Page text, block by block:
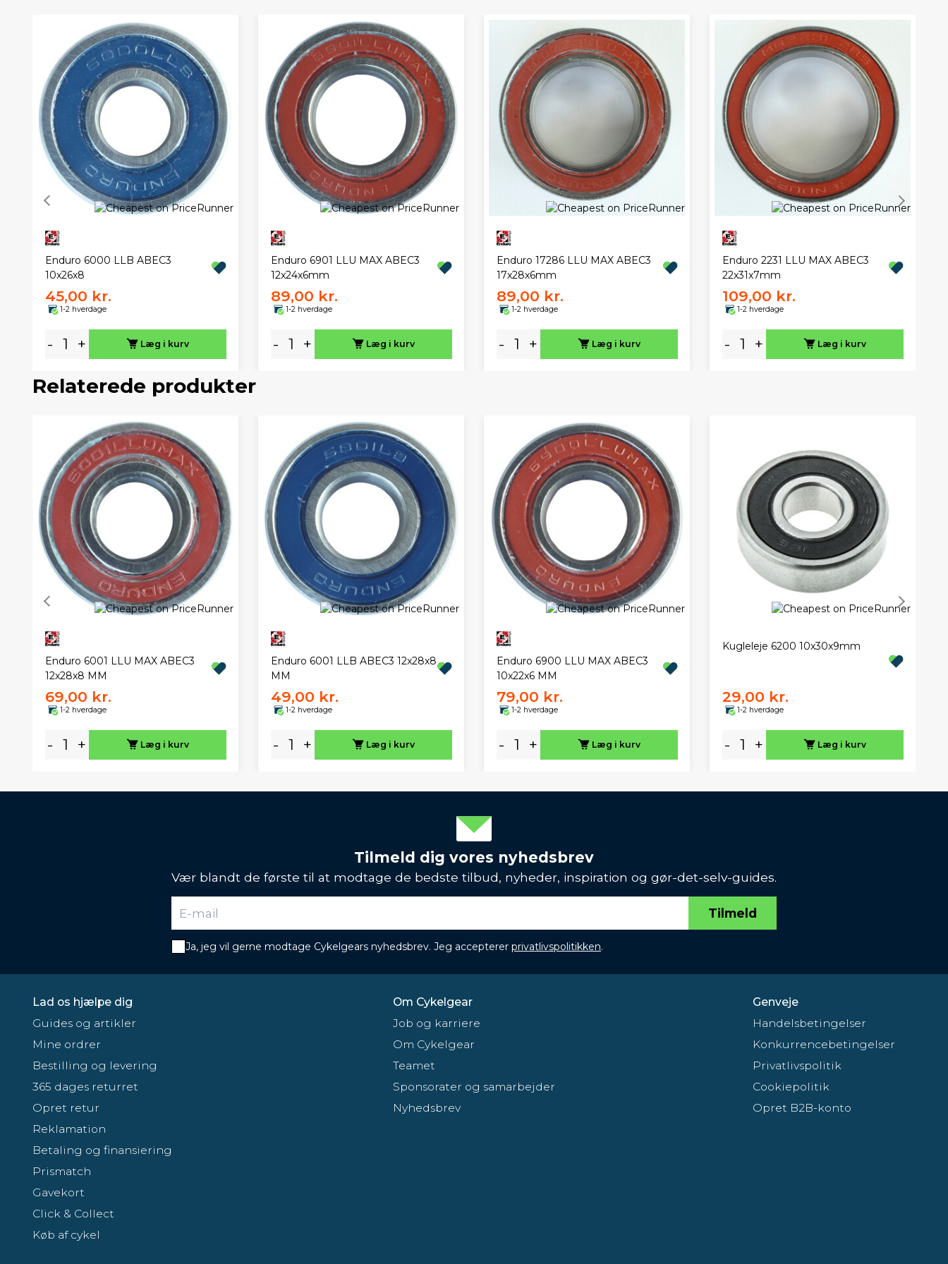
Enduro 6000 LLB ABEC3
10x26x8
45,00 kr.
1-2 hverdage
- + Læg i kurv
Enduro 6901 LLU MAX ABEC3
12x24x6mm
89,00 kr.
1-2 hverdage
- + Læg i kurv
Enduro 17286 LLU MAX ABEC3
17x28x6mm
89,00 kr.
1-2 hverdage
- + Læg i kurv
Enduro 2231 LLU MAX ABEC3
22x31x7mm
109,00 kr.
1-2 hverdage
- + Læg i kurv
Relaterede produkter
Enduro 6001 LLU MAX ABEC3
12x28x8 MM
69,00 kr.
1-2 hverdage
- + Læg i kurv
Enduro 6001 LLB ABEC3 12x28x8
MM
49,00 kr.
1-2 hverdage
- + Læg i kurv
Enduro 6900 LLU MAX ABEC3
10x22x6 MM
79,00 kr.
1-2 hverdage
- + Læg i kurv
Kugleleje 6200 10x30x9mm
29,00 kr.
1-2 hverdage
- + Læg i kurv
Tilmeld dig vores nyhedsbrev
Vær blandt de første til at modtage de bedste tilbud, nyheder, inspiration og gør-det-selv-guides.
Tilmeld
Ja, jeg vil gerne modtage Cykelgears nyhedsbrev. Jeg accepterer privatlivspolitikken.
Lad os hjælpe dig
Guides og artikler
Mine ordrer
Bestilling og levering
365 dages returret
Opret retur
Reklamation
Betaling og finansiering
Prismatch
Gavekort
Click & Collect
Køb af cykel
Om Cykelgear
Job og karriere
Om Cykelgear
Teamet
Sponsorater og samarbejder
Nyhedsbrev
Genveje
Handelsbetingelser
Konkurrencebetingelser
Privatlivspolitik
Cookiepolitik
Opret B2B-konto